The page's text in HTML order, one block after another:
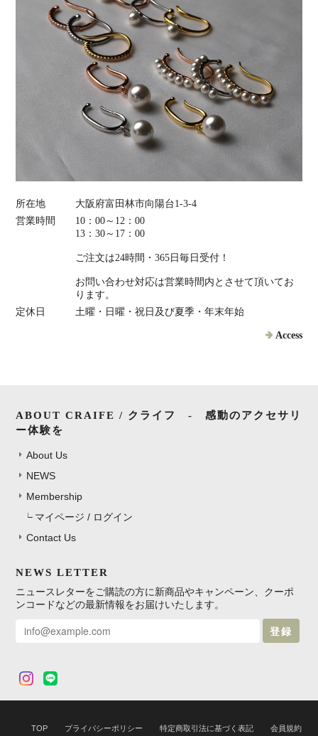
所在地
大阪府富田林市向陽台1-3-4
営業時間
10：00～12：00
13：30～17：00
ご注文は24時間・365日毎日受付！
お問い合わせ対応は営業時間内とさせて頂いてお
ります。
定休日
土曜・日曜・祝日及び夏季・年末年始
Access
ABOUT CRAIFE / クライフ - 感動のアクセサリ
ー体験を
About Us
NEWS
Membership
マイページ / ログイン
Contact Us
NEWS LETTER
ニュースレターをご購読の方に新商品やキャンペーン、クーポ
ンコードなどの最新情報をお届けいたします。
登録
TOP プライバシーポリシー 特定商取引法に基づく表記 会員規約